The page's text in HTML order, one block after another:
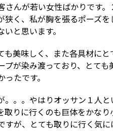
んが若い女性ばかりです
く、私が胸を張るポーズ
と思います。
美味しく、また各具材に
が染み渡っており、とて
たです。
。。やはりオッサン１人
りに行くのも巨体をかな
が、とても取りに行く気